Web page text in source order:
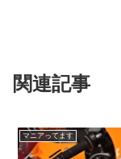
関連記事
マニアってます